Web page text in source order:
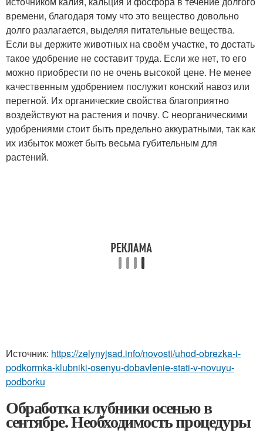
времени, благодаря тому что это вещество довольно
долго разлагается, выделяя питательные вещества.
Если вы держите животных на своём участке, то достать
такое удобрение не составит труда. Если же нет, то его
можно приобрести по не очень высокой цене. Не менее
качественным удобрением послужит конский навоз или
перегной. Их органические свойства благоприятно
воздействуют на растения и почву. С неорганическими
удобрениями стоит быть предельно аккуратными, так как
их избыток может быть весьма губительным для
растений.
Источник: https://zelynyjsad.info/novosti/uhod-obrezka-i-
podkormka-klubniki-osenyu-dobavlenie-stati-v-novuyu-
podborku
Обработка клубники осенью в
сентябре. Необходимость процедуры